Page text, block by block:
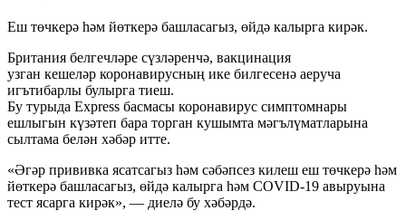
Еш төчкерә һәм йөткерә башласагыз, өйдә калырга кирәк.
Британия белгечләре сүзләренчә, вакцинация
узган кешеләр коронавирусның ике билгесенә аеруча
игътибарлы булырга тиеш.
Бу турыда Express басмасы коронавирус симптомнары
ешлыгын күзәтеп бара торган кушымта мәгълүматларына
сылтама белән хәбәр итте.
«Әгәр прививка ясатсагыз һәм сәбәпсез килеш еш төчкерә һәм
йөткерә башласагыз, өйдә калырга һәм COVID-19 авыруына
тест ясарга кирәк», — диелә бу хәбәрдә.